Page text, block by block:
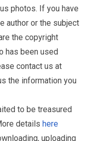
photos. If you have
author or the subject
the copyright
has been used
contact us at
the information you
to be treasured
details here
uploading